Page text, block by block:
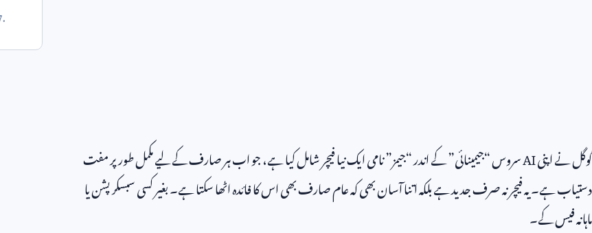
گوگل نے اپنیAIسروس “جیمینائی” کے اندر “جیمز” نامی ایک نیا فیچر شامل کیا ہے، جو اب ہر صارف کے لیے مکمل طور پر مفت
دستیاب ہے۔ یہ فیچر نہ صرف جدید ہے بلکہ اتنا آسان بھی کہ عام صارف بھی اس کا فائدہ اٹھا سکتا ہے۔ بغیر کسی سبسکرپشن یا
ماہانہ فیس کے۔